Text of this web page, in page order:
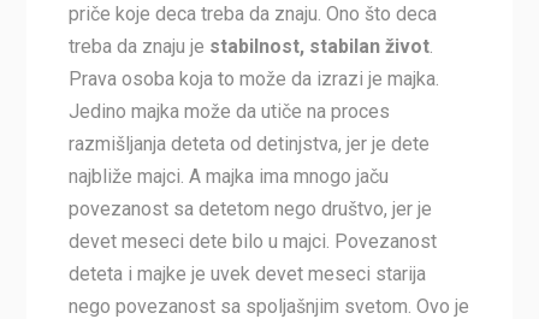
priče koje deca treba da znaju. Ono što deca
treba da znaju je stabilnost, stabilan život.
Prava osoba koja to može da izrazi je majka.
Jedino majka može da utiče na proces
razmišljanja deteta od detinjstva, jer je dete
najbliže majci. A majka ima mnogo jaču
povezanost sa detetom nego društvo, jer je
devet meseci dete bilo u majci. Povezanost
deteta i majke je uvek devet meseci starija
nego povezanost sa spoljašnjim svetom. Ovo je